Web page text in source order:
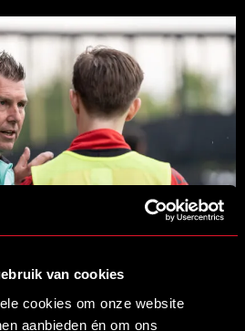
van cookies
cookies om onze website
aanbieden én om ons
VOOR SEIZOEN 2026/2027